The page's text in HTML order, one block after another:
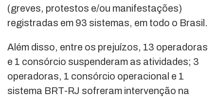
(greves, protestos e/ou manifestações)
registradas em 93 sistemas, em todo o Brasil.
Além disso, entre os prejuízos, 13 operadoras
e 1 consórcio suspenderam as atividades; 3
operadoras, 1 consórcio operacional e 1
sistema BRT-RJ sofreram intervenção na